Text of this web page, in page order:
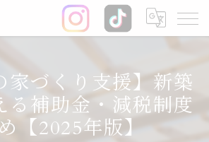
家づくり支援】新築
る補助金・減税制度
【2025年版】